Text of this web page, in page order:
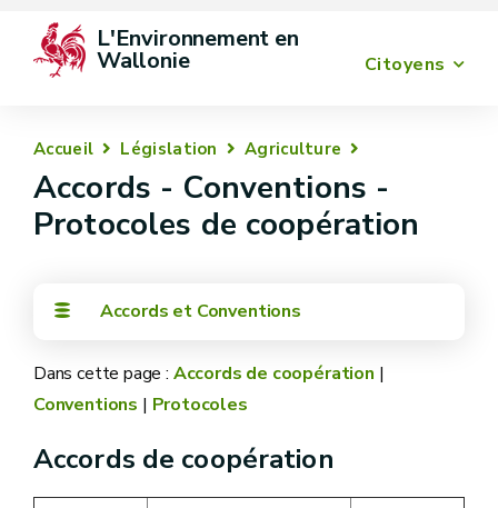
Citoyens
L'Environnement en
Wallonie
Accueil Législation Agriculture
Accords - Conventions -
Protocoles de coopération
Accords et Conventions
Dans cette page : Accords de coopération |
Conventions | Protocoles
Accords de coopération